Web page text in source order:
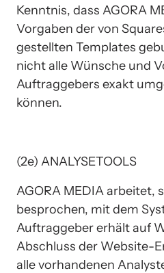
Kenntnis, dass AGORA
Vorgaben der von
gestellten Templates
nicht alle Wünsche und
Auftraggebers exakt
können.
(2e) ANALYSETOOLS
AGORA MEDIA arbeitet,
besprochen, mit dem
Auftraggeber erhält auf
Abschluss der Website-
alle vorhandenen